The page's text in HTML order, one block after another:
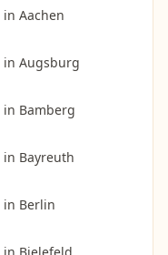
in Aachen
in Augsburg
in Bamberg
in Bayreuth
in Berlin